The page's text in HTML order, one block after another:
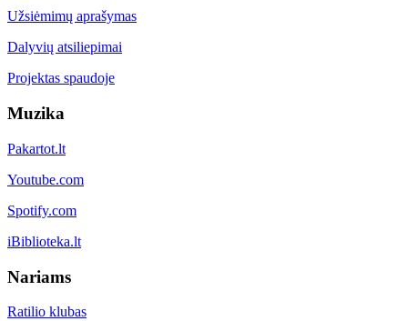
Užsiėmimų aprašymas
Dalyvių atsiliepimai
Projektas spaudoje
Muzika
Pakartot.lt
Youtube.com
Spotify.com
iBiblioteka.lt
Nariams
Ratilio klubas